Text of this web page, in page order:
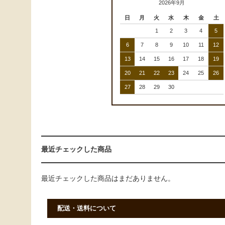
2026年9月
日 月 火 水 木 金 土
1 2 3 4 5
6 7 8 9 10 11 12
13 14 15 16 17 18 19
20 21 22 23 24 25 26
27 28 29 30
最近チェックした商品
最近チェックした商品はまだありません。
配送・送料について